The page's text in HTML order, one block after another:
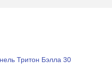
Тритон Бэлла 30